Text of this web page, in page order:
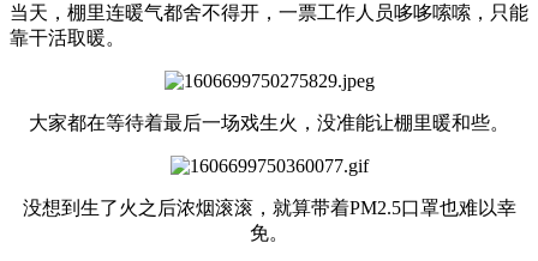
当天，棚里连暖气都舍不得开，一票工作人员哆哆嗦嗦，只能
靠干活取暖。
大家都在等待着最后一场戏生火，没准能让棚里暖和些。
没想到生了火之后浓烟滚滚，就算带着PM2.5口罩也难以幸
免。